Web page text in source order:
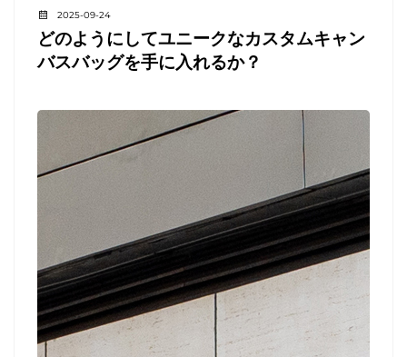
2025-09-24
どのようにしてユニークなカスタムキャン
バスバッグを手に入れるか？